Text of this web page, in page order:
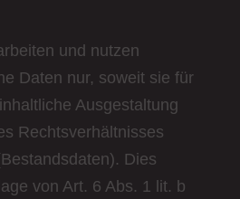
und nutzen
Daten nur, soweit sie für
Ausgestaltung
Rechtsverhältnisses
Dies
von Art. 6 Abs. 1 lit. b